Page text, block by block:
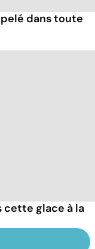
dans toute
cette glace à la